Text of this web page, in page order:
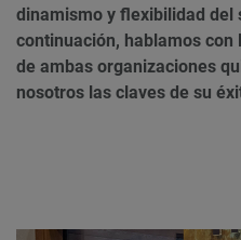
dinamismo y flexibilidad del
continuación, hablamos
de ambas organizaciones
nosotros las claves de su